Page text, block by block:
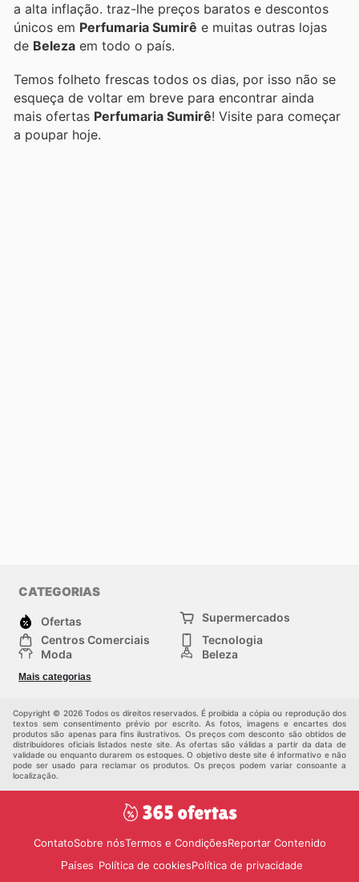
a alta inflação. traz-lhe preços baratos e descontos
únicos em Perfumaria Sumirê e muitas outras lojas
de Beleza em todo o país.
Temos folheto frescas todos os dias, por isso não se
esqueça de voltar em breve para encontrar ainda
mais ofertas Perfumaria Sumirê ! Visite para começar
a poupar hoje.
CATEGORIAS
Ofertas
Supermercados
Centros Comerciais
Tecnologia
Moda
Beleza
Construção e jardinagem
Mais categorias
Copyright © 2026 Todos os direitos reservados. É proibida a cópia ou reprodução dos
textos sem consentimento prévio por escrito. As fotos, imagens e encartes dos
produtos são apenas para fins ilustrativos. Os preços com desconto são obtidos de
distribuidores oficiais listados neste site. As ofertas são válidas a partir da data de
validade ou enquanto durarem os estoques. O objetivo deste site é informativo e não
pode ser usado para reclamar os produtos. Os preços podem variar consoante a
localização.
ContatoSobre nósTermos e CondiçõesReportar Contenido
Países Política de cookiesPolítica de privacidade